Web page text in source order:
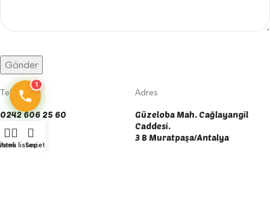
Telefon
0242 606 25 60
E-posta
Adres
Güzeloba Mah. Cağlayangil
Caddesi.
3 B Muratpaşa/Antalya
İstek listesi
Sepet
1